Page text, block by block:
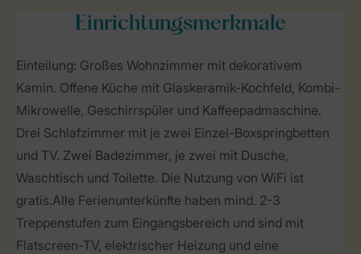
Einrichtungsmerkmale
Einteilung: Großes Wohnzimmer mit dekorativem
Kamin. Offene Küche mit Glaskeramik-Kochfeld, Kombi-
Mikrowelle, Geschirrspüler und Kaffeepadmaschine.
Drei Schlafzimmer mit je zwei Einzel-Boxspringbetten
und TV. Zwei Badezimmer, je zwei mit Dusche,
Waschtisch und Toilette. Die Nutzung von WiFi ist
gratis.Alle Ferienunterkünfte haben mind. 2-3
Treppenstufen zum Eingangsbereich und sind mit
Flatscreen-TV, elektrischer Heizung und eine